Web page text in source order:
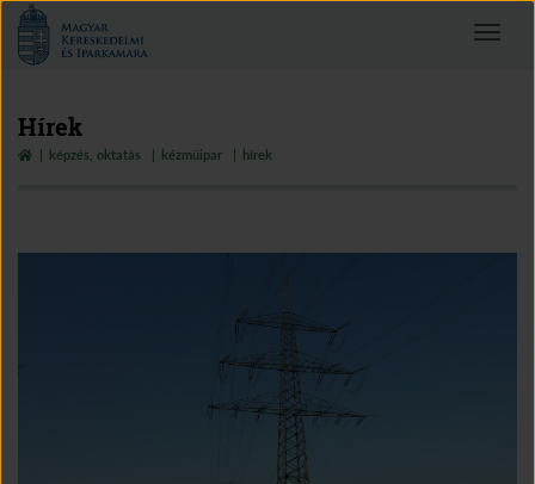
Magyar
Kereskedelmi
és
Toggle
Hírek
képzés, oktatás kézműipar hírek